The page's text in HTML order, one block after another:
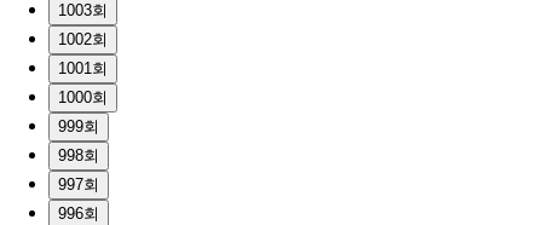
1003회
1002회
1001회
1000회
999회
998회
997회
996회